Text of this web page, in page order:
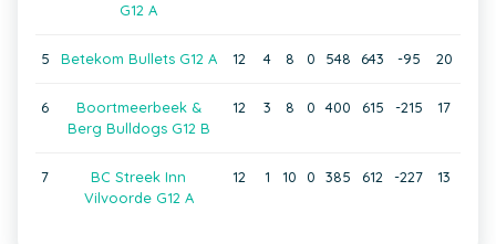
G12 A
5 Betekom Bullets G12 A 12 4 8 0 548 643 -95 20
6
Boortmeerbeek &
Berg Bulldogs G12 B
12 3 8 0 400 615 -215 17
7
BC Streek Inn
Vilvoorde G12 A
12 1 10 0 385 612 -227 13